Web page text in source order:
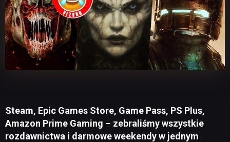
Steam, Epic Games Store, Game Pass, PS Plus,
Amazon Prime Gaming – zebraliśmy wszystkie
rozdawnictwa i darmowe weekendy w jednym